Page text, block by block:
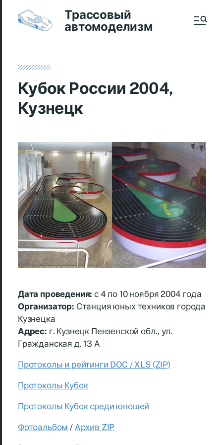
Трассовый
автомоделизм
Кубок России 2004,
Кузнецк
Дата проведения: с 4 по 10 ноября 2004 года
Организатор: Станция юных техников города
Кузнецка
Адрес: г. Кузнецк Пензенской обл., ул.
Гражданская д. 13 А
Протоколы и рейтинги DOC / XLS (ZIP)
Протоколы Кубок
Протоколы Кубок среди юношей
Фотоальбом / Архив ZIP